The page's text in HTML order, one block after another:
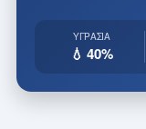
ΥΓΡΑΣΊΑ
💧 40%